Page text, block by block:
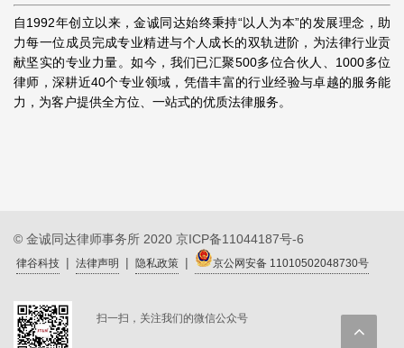
自1992年创立以来，金诚同达始终秉持“以人为本”的发展理念，助
力每一位成员完成专业精进与个人成长的双轨进阶，为法律行业贡
献坚实的专业力量。如今，我们已汇聚500多位合伙人、1000多位
律师，深耕近40个专业领域，凭借丰富的行业经验与卓越的服务能
力，为客户提供全方位、一站式的优质法律服务。
© 金诚同达律师事务所 2020 京ICP备11044187号-6
律谷科技 | 法律声明 | 隐私政策 | 京公网安备 11010502048730号
扫一扫，关注我们的微信公众号